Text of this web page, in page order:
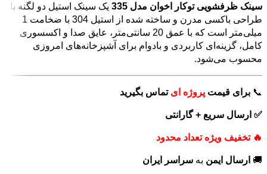
سینک ظرفشویی توکار اخوان مدل 335
یک سینک استیل دو لگنه با
طراحی باکسی مدرن و ساخته شده از استیل 304 با ضخامت 1
میلی‌متر است که با عمق 20 سانتی‌متر، عایق صدا و اکسسوری
کامل، گزینه‌ای کاربردی و بادوام برای آشپزخانه‌های امروزی
محسوب می‌شود.
📞 برای قیمت پروژه ای تماس بگیرید
✅ ارسال سریع + گارانتی
🔥 تخفیف ویژه تعداد محدود
🚚 ارسال ایمن به سراسر ایران